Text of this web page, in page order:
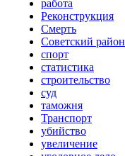
работа
Реконструкция
Смерть
Советский район
спорт
статистика
строительство
суд
таможня
Транспорт
убийство
увеличение